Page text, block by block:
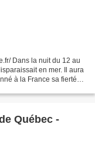
Dans la nuit du 12 au
en mer. Il aura
à la France sa fierté
Festival de la BD Francophone de Québec -